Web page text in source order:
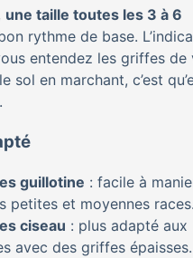
une taille toutes les 3 à 6
rythme de base.
entendez les griffes de
sol en marchant, c’est
guillotine : facile à
petites et moyennes races.
ciseau : plus adapté aux
avec des griffes épaisses.